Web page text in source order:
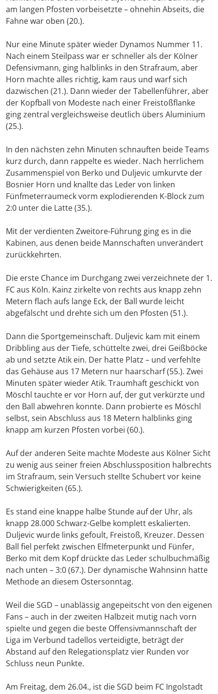
am langen Pfosten vorbeisetzte – ohnehin Abseits, die
Fahne war oben (20.).
Nur eine Minute später wieder Dynamos Nummer 11.
Nach einem Steilpass war er schneller als der Kölner
Defensivmann, ging halblinks in den Strafraum, aber
Horn machte alles richtig, kam raus und warf sich
dazwischen (21.). Dann wieder der Tabellenführer, aber
der Kopfball von Modeste nach einer Freistoßflanke
ging zentral vergleichsweise deutlich übers Aluminium
(25.).
In den nächsten zehn Minuten schnauften beide Teams
kurz durch, dann rappelte es wieder. Nach herrlichem
Zusammenspiel von Berko und Duljevic umkurvte der
Bosnier Horn und knallte das Leder von linken
Fünfmeterraumeck vorm explodierenden K-Block zum
2:0 unter die Latte (35.).
Mit der verdienten Zweitore-Führung ging es in die
Kabinen, aus denen beide Mannschaften unverändert
zurückkehrten.
Die erste Chance im Durchgang zwei verzeichnete der 1.
FC aus Köln. Kainz zirkelte von rechts aus knapp zehn
Metern flach aufs lange Eck, der Ball wurde leicht
abgefälscht und drehte sich um den Pfosten (51.).
Dann die Sportgemeinschaft. Duljevic kam mit einem
Dribbling aus der Tiefe, schüttelte zwei, drei Geißböcke
ab und setzte Atik ein. Der hatte Platz – und verfehlte
das Gehäuse aus 17 Metern nur haarscharf (55.). Zwei
Minuten später wieder Atik. Traumhaft geschickt von
Möschl tauchte er vor Horn auf, der gut verkürzte und
den Ball abwehren konnte. Dann probierte es Möschl
selbst, sein Abschluss aus 18 Metern halblinks ging
knapp am kurzen Pfosten vorbei (60.).
Auf der anderen Seite machte Modeste aus Kölner Sicht
zu wenig aus seiner freien Abschlussposition halbrechts
im Strafraum, sein Versuch stellte Schubert vor keine
Schwierigkeiten (65.).
Es stand eine knappe halbe Stunde auf der Uhr, als
knapp 28.000 Schwarz-Gelbe komplett eskalierten.
Duljevic wurde links gefoult, Freistoß, Kreuzer. Dessen
Ball fiel perfekt zwischen Elfmeterpunkt und Fünfer,
Berko mit dem Kopf drückte das Leder schulbuchmäßig
nach unten – 3:0 (67.). Der dynamische Wahnsinn hatte
Methode an diesem Ostersonntag.
Weil die SGD – unablässig angepeitscht von den eigenen
Fans – auch in der zweiten Halbzeit mutig nach vorn
spielte und gegen die beste Offensivmannschaft der
Liga im Verbund tadellos verteidigte, beträgt der
Abstand auf den Relegationsplatz vier Runden vor
Schluss neun Punkte.
Am Freitag, dem 26.04., ist die SGD beim FC Ingolstadt